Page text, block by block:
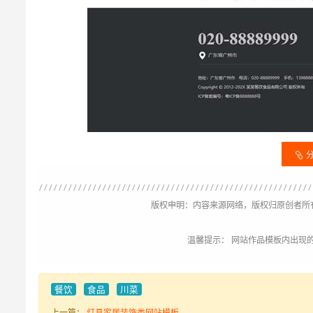
版权申明：内容来源网络，版权归原创者
温馨提示： 网站作品模板内出现
餐饮 食品 川菜